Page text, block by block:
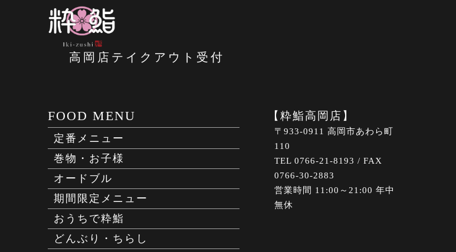
高岡店テイクアウト受付
FOOD MENU
定番メニュー
巻物・お子様
オードブル
期間限定メニュー
おうちで粋鮨
どんぶり・ちらし
【粋鮨高岡店】
〒933-0911 高岡市あわら町
110
TEL 0766-21-8193 / FAX
0766-30-2883
営業時間 11:00～21:00 年中
無休